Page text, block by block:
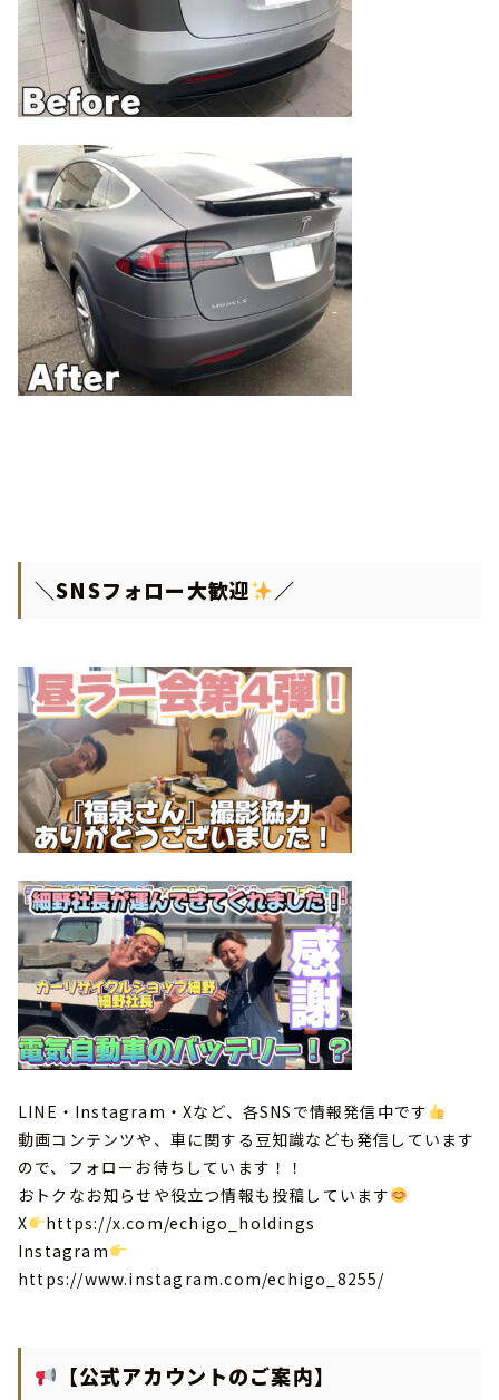
＼SNSフォロー大歓迎 ／
LINE・Instagram・Xなど、各SNSで情報発信中です
動画コンテンツや、車に関する豆知識なども発信しています
ので、フォローお待ちしています！！
おトクなお知らせや役立つ情報も投稿しています
X
https://x.com/echigo_holdings
Instagram
https://www.instagram.com/echigo_8255/
【公式アカウントのご案内】